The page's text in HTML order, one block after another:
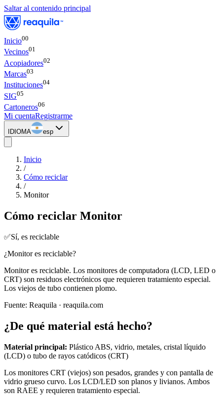
Saltar al contenido principal
Inicio00
Vecinos01
Acopiadores02
Marcas03
Instituciones04
SIG05
Cartoneros06
Mi cuentaRegistrarme
IDIOMA esp
Inicio
/
Cómo reciclar
/
Monitor
Cómo reciclar Monitor
✅Sí, es reciclable
¿Monitor es reciclable?
Monitor es reciclable. Los monitores de computadora (LCD, LED o
CRT) son residuos electrónicos que requieren tratamiento especial.
Los viejos de tubo contienen plomo.
Fuente: Reaquila · reaquila.com
¿De qué material está hecho?
Material principal: Plástico ABS, vidrio, metales, cristal líquido
(LCD) o tubo de rayos catódicos (CRT)
Los monitores CRT (viejos) son pesados, grandes y con pantalla de
vidrio grueso curvo. Los LCD/LED son planos y livianos. Ambos
son RAEE y requieren tratamiento especial.